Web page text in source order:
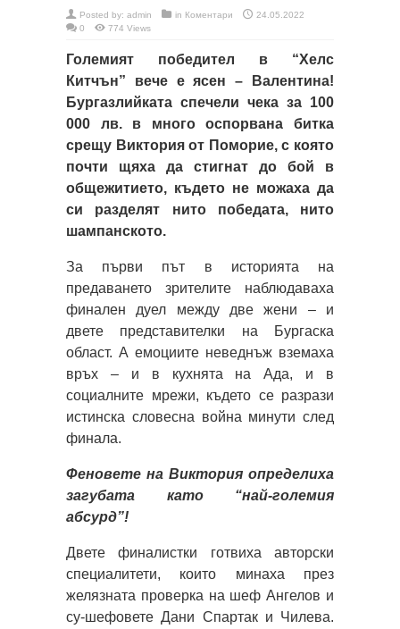
Posted by: admin in Коментари
24.05.2022
0
774 Views
Големият победител в “Хелс
Китчън” вече е ясен – Валентина!
Бургазлийката спечели чека за 100
000 лв. в много оспорвана битка
срещу Виктория от Поморие, с която
почти щяха да стигнат до бой в
общежитието, където не можаха да
си разделят нито победата, нито
шампанското.
За първи път в историята на
предаването зрителите наблюдаваха
финален дуел между две жени – и
двете представителки на Бургаска
област. А емоциите неведнъж вземаха
връх – и в кухнята на Ада, и в
социалните мрежи, където се разрази
истинска словесна война минути след
финала.
Феновете на Виктория определиха
загубата като “най-големия
абсурд”!
Двете финалистки готвиха авторски
специалитети, които минаха през
желязната проверка на шеф Ангелов и
су-шефовете Дани Спартак и Чилева.